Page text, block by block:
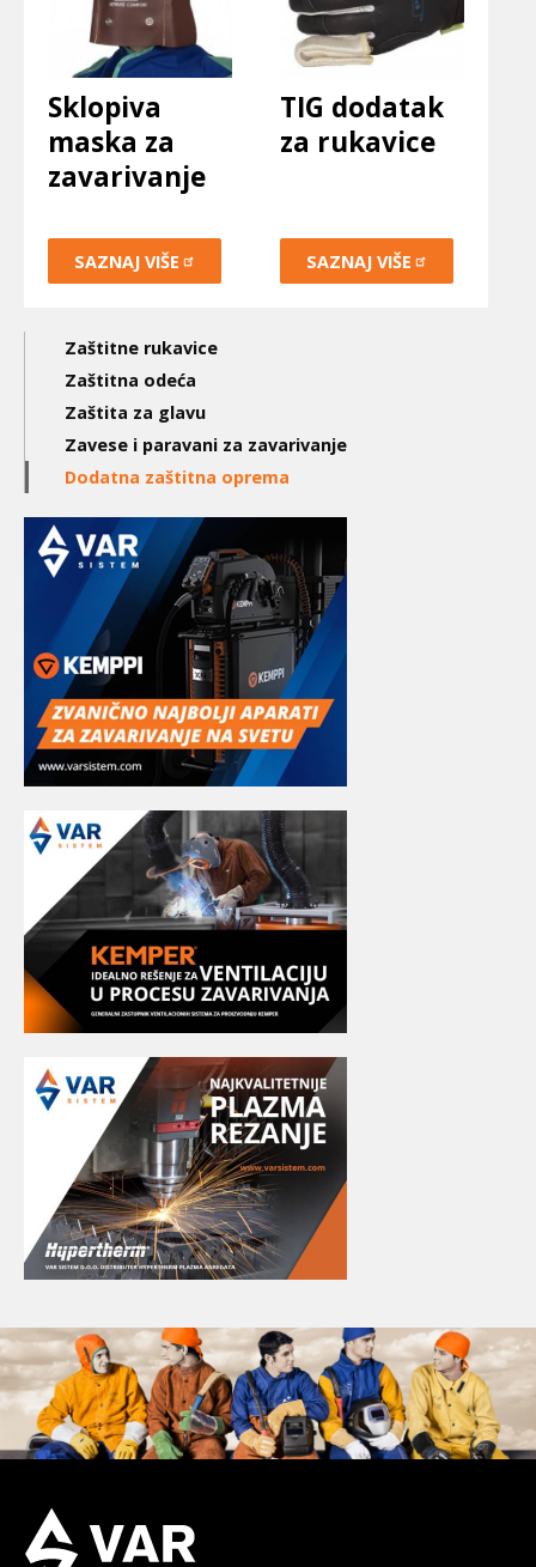
Sklopiva
maska za
zavarivanje
SAZNAJ VIŠE
TIG dodatak
za rukavice
SAZNAJ VIŠE
Main
navigation
3nd
level
Zaštitne rukavice
Zaštitna odeća
Zaštita za glavu
Zavese i paravani za zavarivanje
Dodatna zaštitna oprema